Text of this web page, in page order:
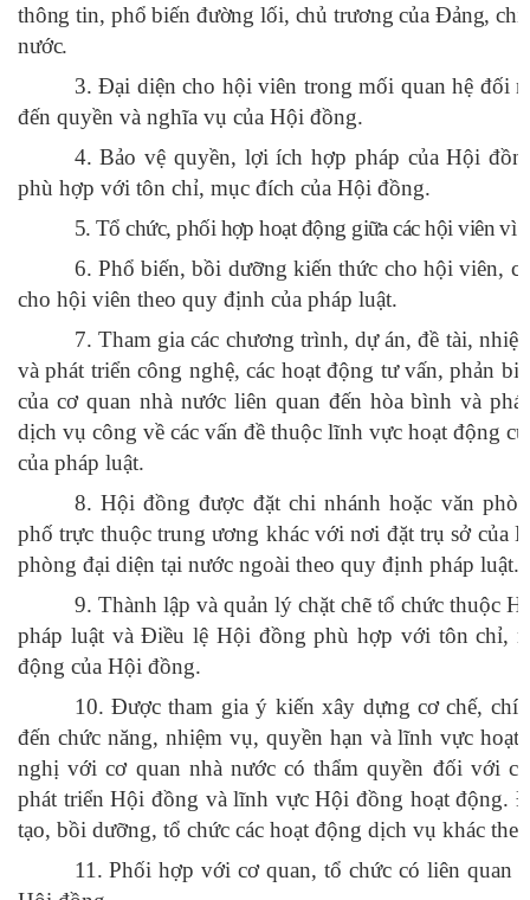
thông tin, phổ biến đường lối, chủ trương của Đảng,
nước.
3. Đại diện cho hội viên trong mối quan hệ đối
đến quyền và nghĩa vụ của Hội đồng.
4. Bảo vệ quyền, lợi ích hợp pháp của Hội
phù hợp với tôn chỉ, mục đích của Hội đồng.
5. Tổ chức, phối hợp hoạt động giữa các hội viên vì
6. Phổ biến, bồi dưỡng kiến thức cho hội viên,
cho hội viên theo quy định của pháp luật.
7. Tham gia các chương trình, dự án, đề tài,
và phát triển công nghệ, các hoạt động tư vấn, phản
của cơ quan nhà nước liên quan đến hòa bình và
dịch vụ công về các vấn đề thuộc lĩnh vực hoạt động
của pháp luật.
8. Hội đồng được đặt chi nhánh hoặc văn
phố trực thuộc trung ương khác với nơi đặt trụ sở của
phòng đại diện tại nước ngoài theo quy định pháp luật.
9. Thành lập và quản lý chặt chẽ tổ chức thuộc
pháp luật và Điều lệ Hội đồng phù hợp với tôn chỉ,
động của Hội đồng.
10. Được tham gia ý kiến xây dựng cơ chế,
đến chức năng, nhiệm vụ, quyền hạn và lĩnh vực
nghị với cơ quan nhà nước có thẩm quyền đối với
phát triển Hội đồng và lĩnh vực Hội đồng hoạt động.
tạo, bồi dưỡng, tổ chức các hoạt động dịch vụ khác
11. Phối hợp với cơ quan, tổ chức có liên quan